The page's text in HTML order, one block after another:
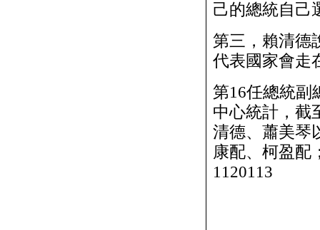
己的總統自己
第三，賴清德
代表國家會走
第16任總統副
中心統計，截
清德、蕭美琴
康配、柯盈配
1120113